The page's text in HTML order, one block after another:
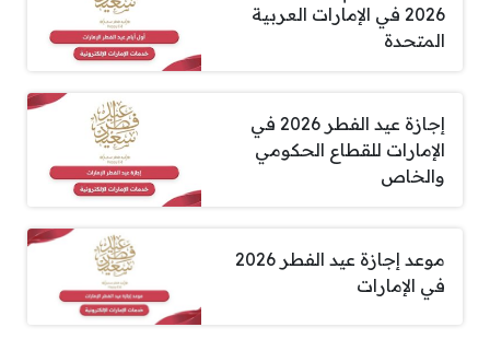
2026 في الإمارات العربية
المتحدة
إجازة عيد الفطر 2026 في
الإمارات للقطاع الحكومي
والخاص
موعد إجازة عيد الفطر 2026
في الإمارات